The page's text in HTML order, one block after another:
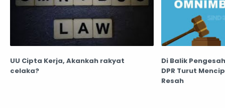
UU Cipta Kerja, Akankah rakyat
celaka?
Di Balik
DPR Turut
Resah